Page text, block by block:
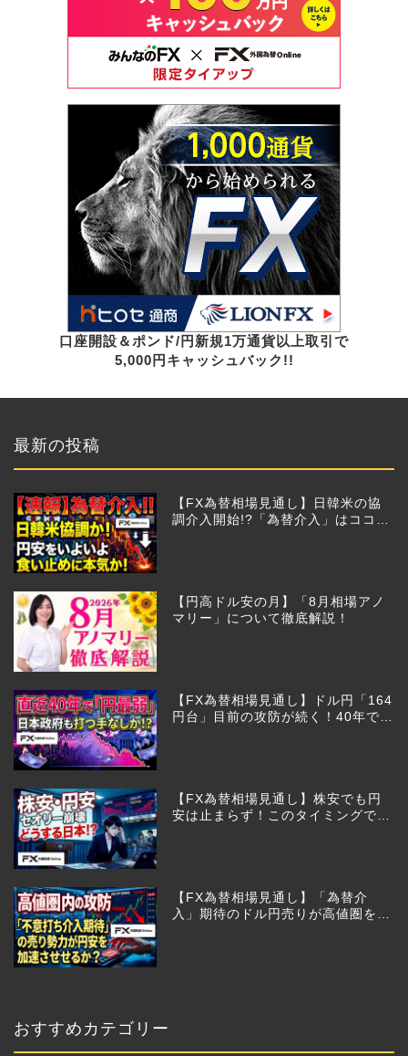
口座開設＆ポンド/円新規1万通貨以上取引で
5,000円キャッシュバック!!
最新の投稿
【FX為替相場見通し】日韓米の協
調介入開始!?「為替介入」はココか
【円高ドル安の月】「8月相場アノ
マリー」について徹底解説！
【FX為替相場見通し】ドル円「164
円台」目前の攻防が続く！40年で円
【FX為替相場見通し】株安でも円
安は止まらず！このタイミングでと
【FX為替相場見通し】「為替介
入」期待のドル円売りが高値圏を維
おすすめカテゴリー